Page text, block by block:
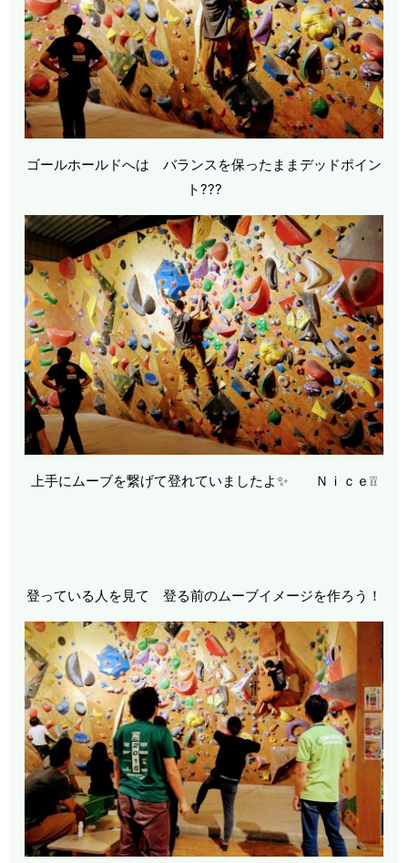
ゴールホールドへは バランスを保ったままデッドポイン
ト???
上手にムーブを繋げて登れていましたよ✨ Ｎｉｃｅ❕❕
登っている人を見て 登る前のムーブイメージを作ろう！